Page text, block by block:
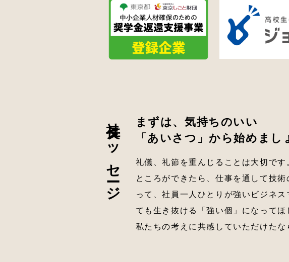
社長メッセージ
まずは、気持ちのいい
「あいさつ」から始めまし
礼儀、礼節を重んじることは大切で
ところができたら、仕事を通して技
って、社員一人ひとりが強いビジネ
ても生き抜ける「強い個」になってほ
私たちの考えに共感していただけたな